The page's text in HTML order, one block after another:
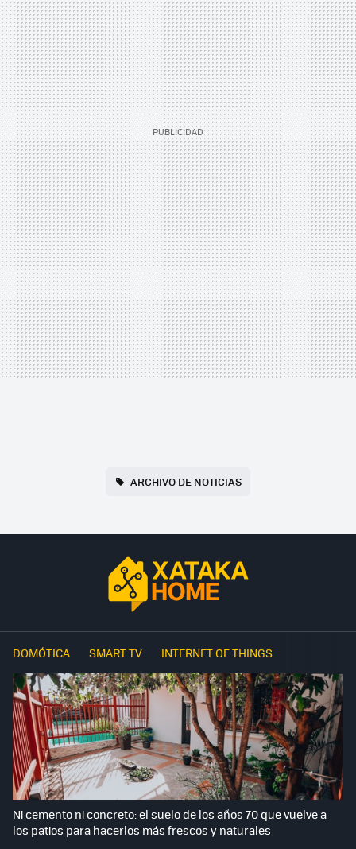
ARCHIVO DE NOTICIAS
DOMÓTICA SMART TV INTERNET OF THINGS
Ni cemento ni concreto: el suelo de los años 70 que vuelve a
los patios para hacerlos más frescos y naturales